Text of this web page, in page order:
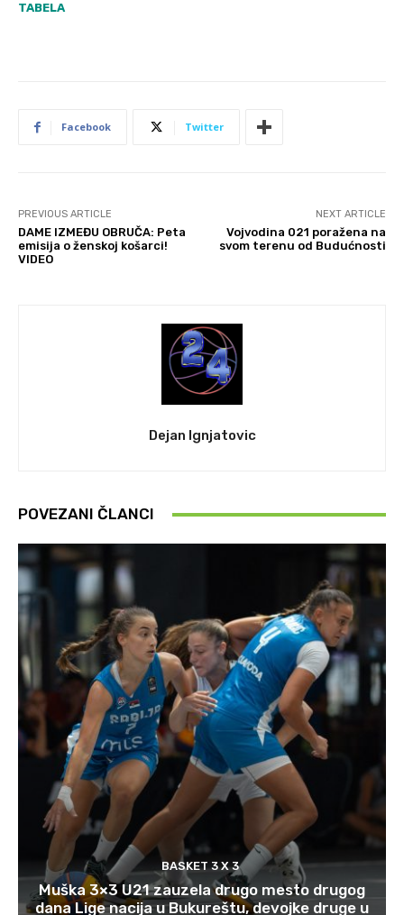
TABELA
Facebook Twitter
PREVIOUS ARTICLE
DAME IZMEĐU OBRUČA: Peta
emisija o ženskoj košarci!
VIDEO
NEXT ARTICLE
Vojvodina 021 poražena na
svom terenu od Budućnosti
Dejan Ignjatovic
POVEZANI ČLANCI
BASKET 3 X 3
Muška 3×3 U21 zauzela drugo mesto drugog
dana Lige nacija u Bukureštu, devojke druge u